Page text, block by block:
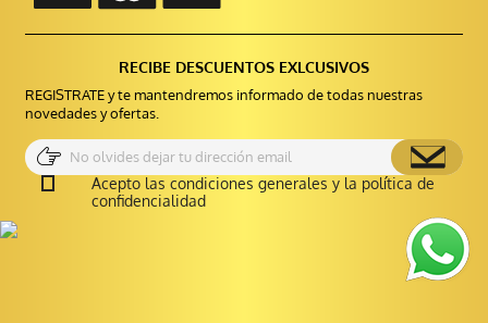
RECIBE DESCUENTOS EXLCUSIVOS
REGISTRATE y te mantendremos informado de todas nuestras
novedades y ofertas.
Acepto las condiciones generales y la política de
confidencialidad